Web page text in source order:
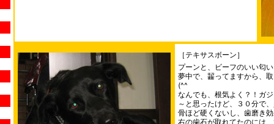
［テキサスボーン］
プーンと、ビーフのいい匂
夢中で、齧ってますから、
(^^ゞ
なんでも、根気よく？！ガ
～と思ったけど、３０分で
骨ほど硬くないし、歯磨き
右の歯石が取れてたのには